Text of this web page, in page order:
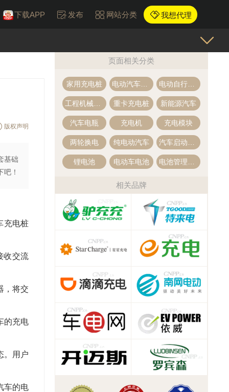
下载APP 发布 网站分类 我想代理
版权声明
基础
！
充电桩
收交流
，将交
的充电
。用户
车的电
页面相关分类
家用充电桩 电动汽车换电站 电动自行车充电桩
重卡充电桩 新能源汽车
汽车电瓶 充电机 充电模块
两轮换电 纯电动汽车
锂电池 电动车电池
相关品牌